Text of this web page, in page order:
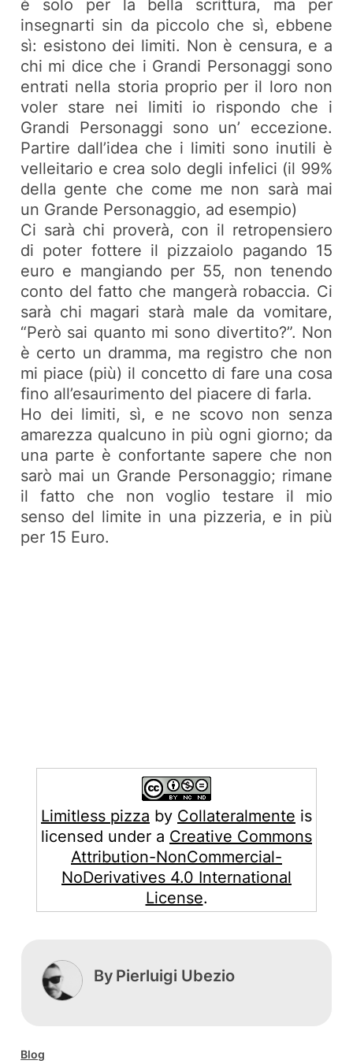
è solo per la bella scrittura, ma per
insegnarti sin da piccolo che sì, ebbene
sì: esistono dei limiti. Non è censura, e a
chi mi dice che i Grandi Personaggi sono
entrati nella storia proprio per il loro non
voler stare nei limiti io rispondo che i
Grandi Personaggi sono un’ eccezione.
Partire dall’idea che i limiti sono inutili è
velleitario e crea solo degli infelici (il 99%
della gente che come me non sarà mai
un Grande Personaggio, ad esempio)
Ci sarà chi proverà, con il retropensiero
di poter fottere il pizzaiolo pagando 15
euro e mangiando per 55, non tenendo
conto del fatto che mangerà robaccia. Ci
sarà chi magari starà male da vomitare,
“Però sai quanto mi sono divertito?”. Non
è certo un dramma, ma registro che non
mi piace (più) il concetto di fare una cosa
fino all’esaurimento del piacere di farla.
Ho dei limiti, sì, e ne scovo non senza
amarezza qualcuno in più ogni giorno; da
una parte è confortante sapere che non
sarò mai un Grande Personaggio; rimane
il fatto che non voglio testare il mio
senso del limite in una pizzeria, e in più
per 15 Euro.
Limitless pizza by Collateralmente is
licensed under a Creative Commons
Attribution-NonCommercial-
NoDerivatives 4.0 International
License.
By Pierluigi Ubezio
Blog